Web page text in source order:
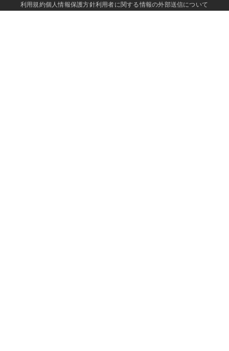
利用規約個人情報保護方針利用者に関する情報の外部送信について